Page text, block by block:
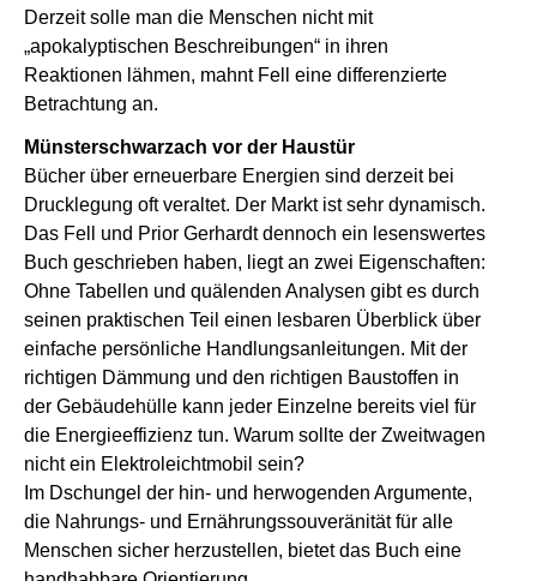
Derzeit solle man die Menschen nicht mit
„apokalyptischen Beschreibungen“ in ihren
Reaktionen lähmen, mahnt Fell eine differenzierte
Betrachtung an.
Münsterschwarzach vor der Haustür
Bücher über erneuerbare Energien sind derzeit bei
Drucklegung oft veraltet. Der Markt ist sehr dynamisch.
Das Fell und Prior Gerhardt dennoch ein lesenswertes
Buch geschrieben haben, liegt an zwei Eigenschaften:
Ohne Tabellen und quälenden Analysen gibt es durch
seinen praktischen Teil einen lesbaren Überblick über
einfache persönliche Handlungsanleitungen. Mit der
richtigen Dämmung und den richtigen Baustoffen in
der Gebäudehülle kann jeder Einzelne bereits viel für
die Energieeffizienz tun. Warum sollte der Zweitwagen
nicht ein Elektroleichtmobil sein?
Im Dschungel der hin- und herwogenden Argumente,
die Nahrungs- und Ernährungssouveränität für alle
Menschen sicher herzustellen, bietet das Buch eine